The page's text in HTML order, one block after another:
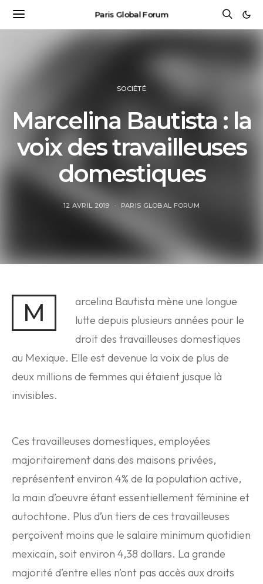
Paris Global Forum
SOCIÉTÉ
Marcelina Bautista : la
voix des travailleuses
domestiques
12 AVRIL 2019 PARIS GLOBAL FORUM
M
arcelina Bautista mène une longue
lutte depuis plusieurs années pour le
droit des travailleuses domestiques
au Mexique. Elle est devenue la voix de plus de
deux millions de femmes qui étaient jusque là
invisibles.
Ces travailleuses domestiques, employées
majoritairement dans des maisons privées,
représentent environ 4% de la population active,
la main d’oeuvre étant essentiellement féminine et
autochtone. Plus d’un tiers de ces travailleuses
perçoivent moins que le salaire minimum quotidien
mexicain, soit environ 4,38 dollars. La grande
majorité d’entre elles n’ont pas accès aux droits